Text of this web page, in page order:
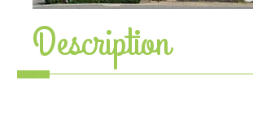
Description